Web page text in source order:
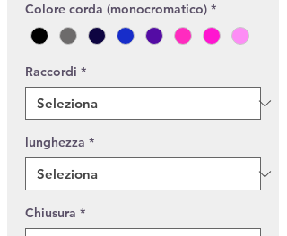
Colore corda (monocromatico) *
Raccordi *
lunghezza *
Chiusura *